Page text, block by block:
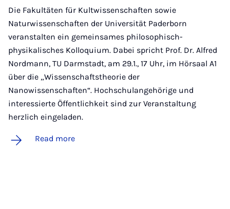
Die Fakultäten für Kultwissenschaften sowie
Naturwissenschaften der Universität Paderborn
veranstalten ein gemeinsames philosophisch-
physikalisches Kolloquium. Dabei spricht Prof. Dr. Alfred
Nordmann, TU Darmstadt, am 29.1., 17 Uhr, im Hörsaal A1
über die „Wissenschaftstheorie der
Nanowissenschaften“. Hochschulangehörige und
interessierte Öffentlichkeit sind zur Veranstaltung
herzlich eingeladen.
Read more